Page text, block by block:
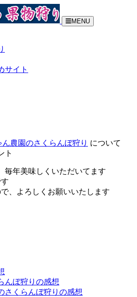
MENU
サイト
ん農園のさくらんぼ狩り について
ト
毎年美味しくいただいてます
、よろしくお願いいたします
んぼ狩りの感想
さくらんぼ狩りの感想